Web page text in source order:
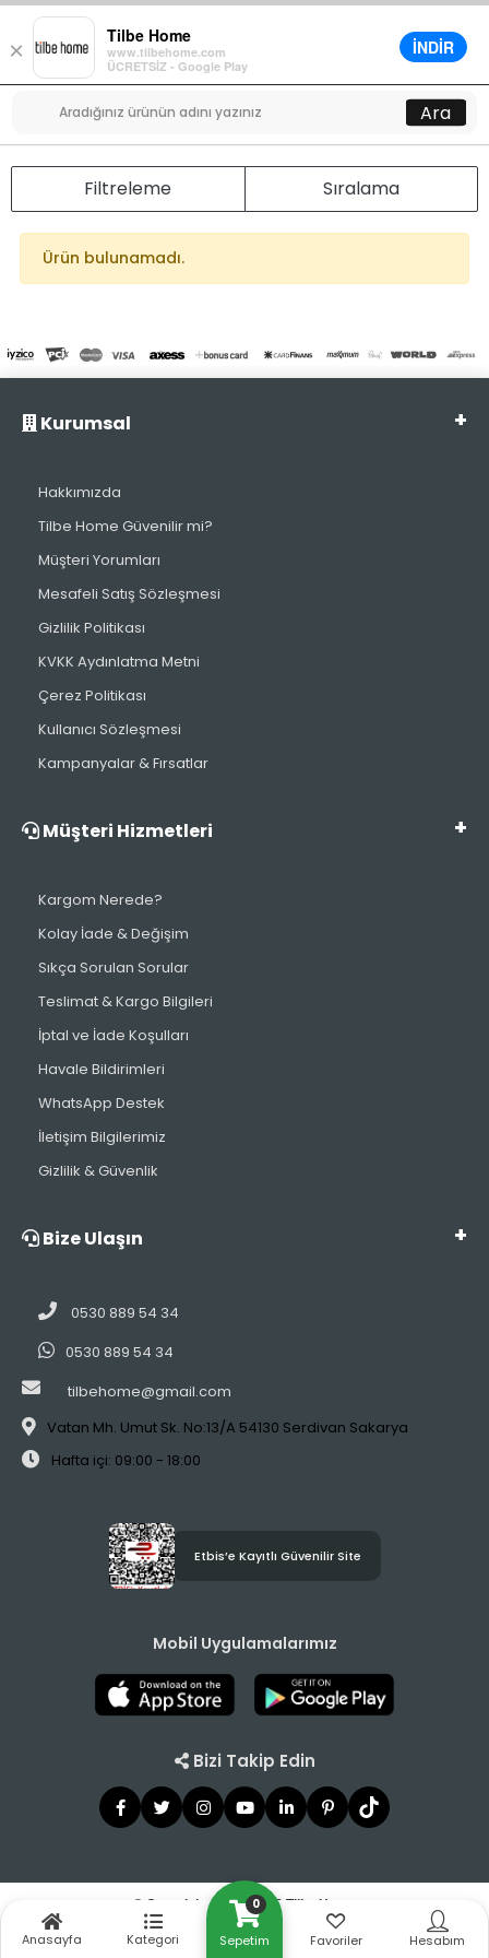
×
Tilbe Home
www.tilbehome.com
ÜCRETSİZ - Google Play
İNDİR
Menü
0
Ara
Filtreleme Sıralama
Ürün bulunamadı.
0
Sepetim
Anasayfa Kategori Favoriler Hesabım
Kurumsal
Hakkımızda
Tilbe Home Güvenilir mi?
Müşteri Yorumları
Mesafeli Satış Sözleşmesi
Gizlilik Politikası
KVKK Aydınlatma Metni
Çerez Politikası
Kullanıcı Sözleşmesi
Kampanyalar & Fırsatlar
Müşteri Hizmetleri
Kargom Nerede?
Kolay İade & Değişim
Sıkça Sorulan Sorular
Teslimat & Kargo Bilgileri
İptal ve İade Koşulları
Havale Bildirimleri
WhatsApp Destek
İletişim Bilgilerimiz
Gizlilik & Güvenlik
Bize Ulaşın
0530 889 54 34
0530 889 54 34
tilbehome@gmail.com
Vatan Mh. Umut Sk. No:13/A 54130 Serdivan Sakarya
Hafta içi: 09:00 - 18:00
Etbis’e Kayıtlı Güvenilir Site
Mobil Uygulamalarımız
Bizi Takip Edin
© Copyright 2021 - 2026 Tilbe Home